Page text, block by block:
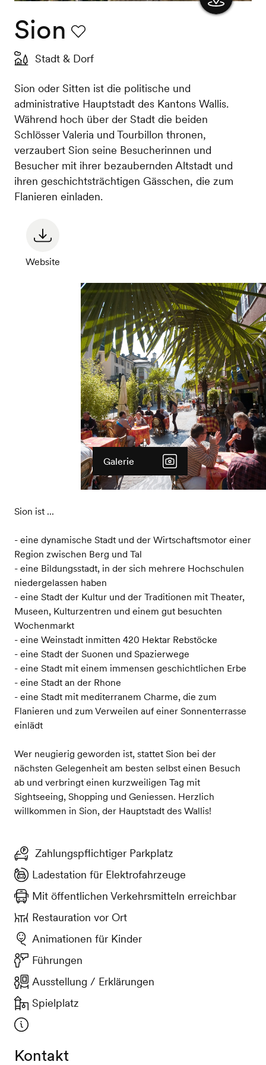
Sion
Stadt & Dorf
Sion oder Sitten ist die politische und
administrative Hauptstadt des Kantons Wallis.
Während hoch über der Stadt die beiden
Schlösser Valeria und Tourbillon thronen,
verzaubert Sion seine Besucherinnen und
Besucher mit ihrer bezaubernden Altstadt und
ihren geschichtsträchtigen Gässchen, die zum
Flanieren einladen.
Website
Galerie
Sion ist ...
- eine dynamische Stadt und der Wirtschaftsmotor einer
Region zwischen Berg und Tal
- eine Bildungsstadt, in der sich mehrere Hochschulen
niedergelassen haben
- eine Stadt der Kultur und der Traditionen mit Theater,
Museen, Kulturzentren und einem gut besuchten
Wochenmarkt
- eine Weinstadt inmitten 420 Hektar Rebstöcke
- eine Stadt der Suonen und Spazierwege
- eine Stadt mit einem immensen geschichtlichen Erbe
- eine Stadt an der Rhone
- eine Stadt mit mediterranem Charme, die zum
Flanieren und zum Verweilen auf einer Sonnenterrasse
einlädt
Wer neugierig geworden ist, stattet Sion bei der
nächsten Gelegenheit am besten selbst einen Besuch
ab und verbringt einen kurzweiligen Tag mit
Sightseeing, Shopping und Geniessen. Herzlich
willkommen in Sion, der Hauptstadt des Wallis!
Zahlungspflichtiger Parkplatz
Ladestation für Elektrofahrzeuge
Mit öffentlichen Verkehrsmitteln erreichbar
Restauration vor Ort
Animationen für Kinder
Führungen
Ausstellung / Erklärungen
Spielplatz
Kontakt